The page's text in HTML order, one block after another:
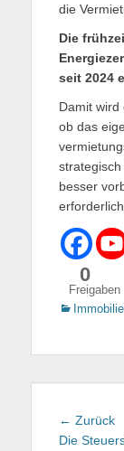
die
Die
seit 2024
Damit wird
ob das
besser
0
Freigaben
Kategorien
← Zurück
Die